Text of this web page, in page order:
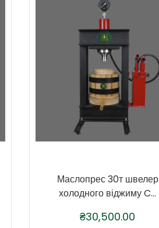
Маслопрес 30т швелер
холодного віджиму C...
₴30,500.00